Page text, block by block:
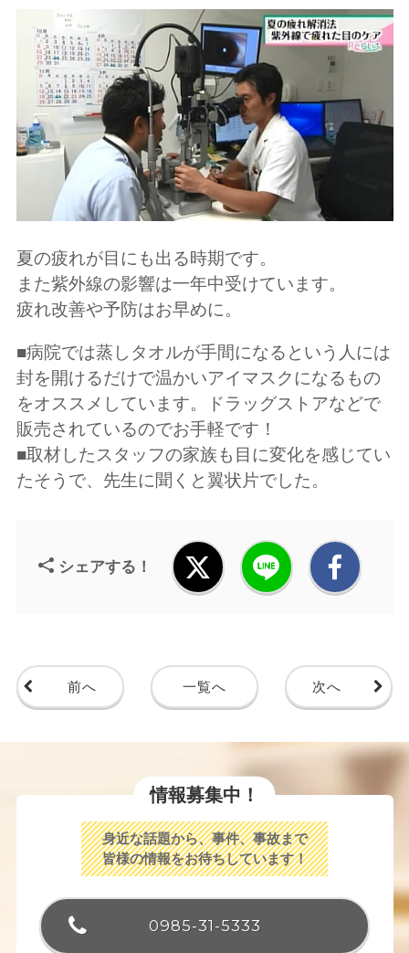
夏の疲れが目にも出る時期です。
また紫外線の影響は一年中受けています。
疲れ改善や予防はお早めに。
■病院では蒸しタオルが手間になるという人には
封を開けるだけで温かいアイマスクになるもの
をオススメしています。ドラッグストアなどで
販売されているのでお手軽です！
■取材したスタッフの家族も目に変化を感じてい
たそうで、先生に聞くと翼状片でした。
シェアする！
前へ 一覧へ 次へ
情報募集中！
身近な話題から、事件、事故まで
皆様の情報をお待ちしています！
0985-31-5333